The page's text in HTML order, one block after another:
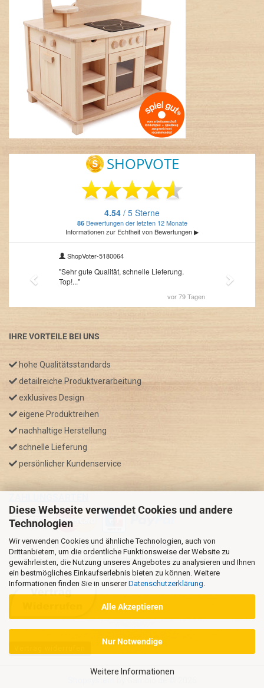
Diese Webseite verwendet Cookies und andere
Technologien
Wir verwenden Cookies und ähnliche Technologien, auch von
Drittanbietern, um die ordentliche Funktionsweise der Website zu
gewährleisten, die Nutzung unseres Angebotes zu analysieren und Ihnen
ein bestmögliches Einkaufserlebnis bieten zu können. Weitere
Informationen finden Sie in unsererDatenschutzerklärung
Alle Akzeptieren
Nur Notwendige
Weitere Informationen
IHRE VORTEILE BEI UNS
hohe Qualitätsstandards
detailreiche Produktverarbeitung
exklusives Design
eigene Produktreihen
nachhaltige Herstellung
schnelle Lieferung
persönlicher Kundenservice
* GRATIS VERSAND nur innerhalb Deutschland
** Regellaufzeit für DE, Bei Auslandsbestellungen kann die
Versandzeit variieren.